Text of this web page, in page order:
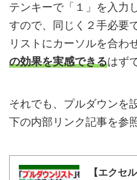
テンキーで「１」を入力
すので、同じく２手必要
リストにカーソルを合わ
の効果を実感できるはず
それでも、プルダウンを
下の内部リンク記事を参
【エクセ